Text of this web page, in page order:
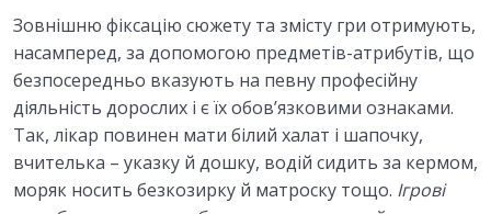
Зовнішню фіксацію сюжету та змісту гри отримують,
насамперед, за допомогою предметів-атрибутів, що
безпосередньо вказують на певну професійну
діяльність дорослих і є їх обов’язковими ознаками.
Так, лікар повинен мати білий халат і шапочку,
вчителька – указку й дошку, водій сидить за кермом,
моряк носить безкозирку й матроску тощо. Ігрові